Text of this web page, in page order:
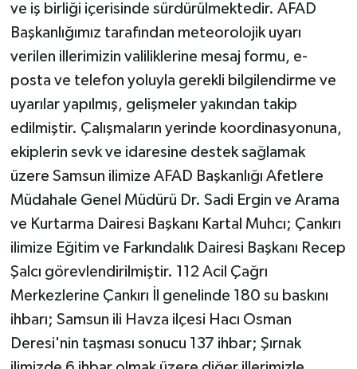
ve iş birliği içerisinde sürdürülmektedir. AFAD
Başkanlığımız tarafından meteorolojik uyarı
verilen illerimizin valiliklerine mesaj formu, e-
posta ve telefon yoluyla gerekli bilgilendirme ve
uyarılar yapılmış, gelişmeler yakından takip
edilmiştir. Çalışmaların yerinde koordinasyonuna,
ekiplerin sevk ve idaresine destek sağlamak
üzere Samsun ilimize AFAD Başkanlığı Afetlere
Müdahale Genel Müdürü Dr. Sadi Ergin ve Arama
ve Kurtarma Dairesi Başkanı Kartal Muhcı; Çankırı
ilimize Eğitim ve Farkındalık Dairesi Başkanı Recep
Şalcı görevlendirilmiştir. 112 Acil Çağrı
Merkezlerine Çankırı İl genelinde 180 su baskını
ihbarı; Samsun ili Havza ilçesi Hacı Osman
Deresi'nin taşması sonucu 137 ihbar; Şırnak